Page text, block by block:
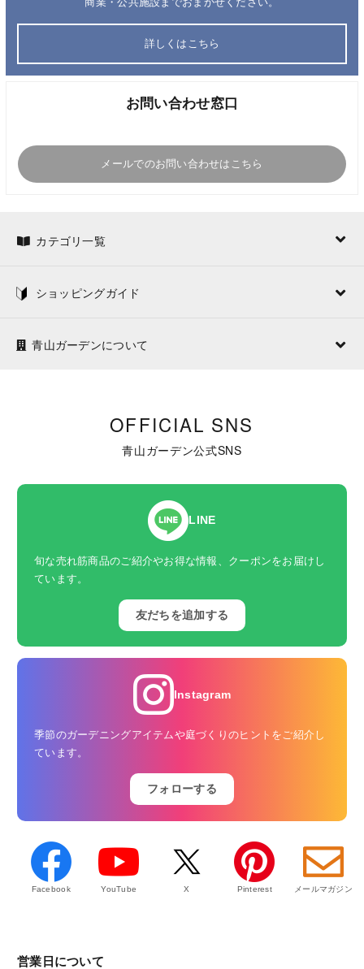
商業・公共施設までおまかせください。
詳しくはこちら
お問い合わせ窓口
メールでのお問い合わせはこちら
カテゴリ一覧
ショッピングガイド
青山ガーデンについて
OFFICIAL SNS
青山ガーデン公式SNS
LINE
旬な売れ筋商品のご紹介やお得な情報、クーポンをお届けし
ています。
友だちを追加する
Instagram
季節のガーデニングアイテムや庭づくりのヒントをご紹介し
ています。
フォローする
Facebook YouTube X Pinterest メールマガジン
営業日について